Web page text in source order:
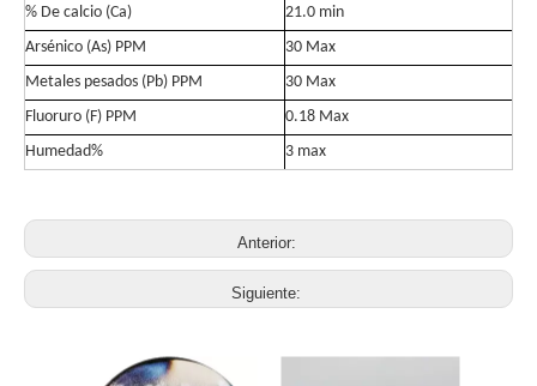
% De calcio (Ca)
21.0 min
Arsénico (As) PPM
30 Max
Metales pesados ​​(Pb) PPM
30 Max
Fluoruro (F) PPM
0.18 Max
Humedad%
3 max
Anterior:
Siguiente: